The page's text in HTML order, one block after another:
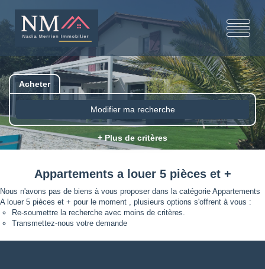
Acheter
Modifier ma recherche
+ Plus de critères
Appartements a louer 5 pièces et +
Nous n'avons pas de biens à vous proposer dans la catégorie Appartements
A louer 5 pièces et + pour le moment , plusieurs options s'offrent à vous :
Re-soumettre la recherche avec moins de critères.
Transmettez-nous votre demande